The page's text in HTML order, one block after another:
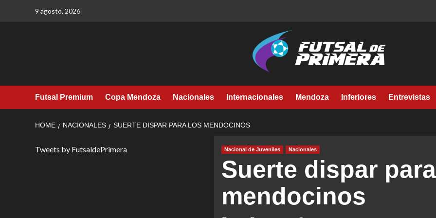
9 agosto, 2026
Futsal Premium Copa Mendoza Nacionales Internacionales Mendoza Inferiores Entrevistas
HOME NACIONALES SUERTE DISPAR PARA LOS MENDOCINOS
Nacional de Juveniles Nacionales
Suerte dispar
mendocinos
Tweets by FutsaldePrimera